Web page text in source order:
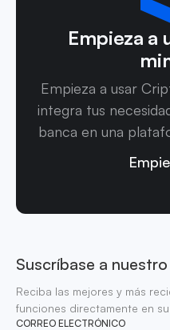
Empieza a
Empieza a usar
integra tus
banca en una
Suscríbase a
Reciba las mejores y más
funciones directamente en
CORREO ELECTRÓNICO